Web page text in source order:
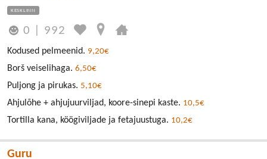
KESKLINN
0 992
Kodused pelmeenid. 9,20€
Borš veiselihaga. 6,50€
Puljong ja pirukas. 5,10€
Ahjulõhe + ahjujuurviljad, koore-sinepi kaste. 10,5€
Tortilla kana, köögiviljade ja fetajuustuga. 10,2€
Guru